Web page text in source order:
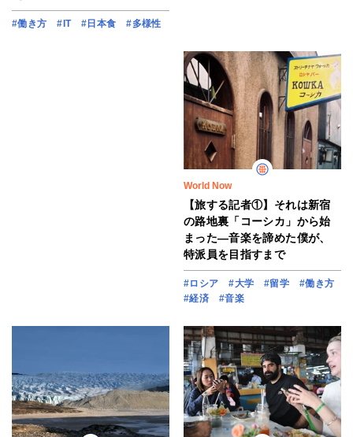
#働き方 #IT #日本食 #多様性
World Now
【旅する記者①】それは新宿
の路地裏「コーシカ」から始
まった―音楽を諦めた僕が、
特派員を目指すまで
#ロシア #大学 #留学
#働き方
#経済
#音楽